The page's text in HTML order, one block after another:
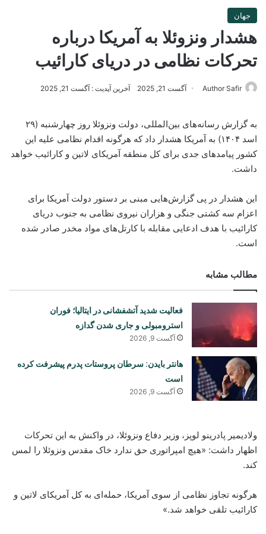
جهان
هشدار ونزوئلا به آمریکا درباره
تحرکات نظامی در دریای کارائیب
Author Safir آگست 21, 2025 آخرین آپدیت : آگست 21, 2025
به گزارش رسانه‌های بین‌المللی، دولت ونزوئلا روز چهارشنبه (۲۹
اسد ۱۴۰۴) به آمریکا هشدار داد که هرگونه اقدام نظامی علیه این
کشور پیامدهای جدی برای کل منطقه آمریکای لاتین و کارائیب خواهد
داشت.
این هشدار در پی گزارش‌هایی مبنی بر دستور دولت آمریکا برای
اعزام سه کشتی جنگی و هزاران نیروی نظامی به جنوب دریای
کارائیب با هدف ادعایی مقابله با کارتل‌های مواد مخدر صادر شده
است.
مطالب مشابه
فعالیت شدید آتشفشانی در ایتالیا؛ فوران
استرومبولی و جاری شدن گدازه
آگست 9, 2026
هانتر بایدن: سرطان پروستات پدرم پیشرفت کرده
است
آگست 9, 2026
ولادیمیر پادرینو لوپز، وزیر دفاع ونزوئلا، در واکنش به این تحرکات
اظهار داشت: «هیچ امپراتوری حق ندارد خاک مقدس ونزوئلا را لمس
کند.
هرگونه تجاوز نظامی از سوی آمریکا، حمله‌ای به کل آمریکای لاتین و
کارائیب تلقی خواهد شد.»